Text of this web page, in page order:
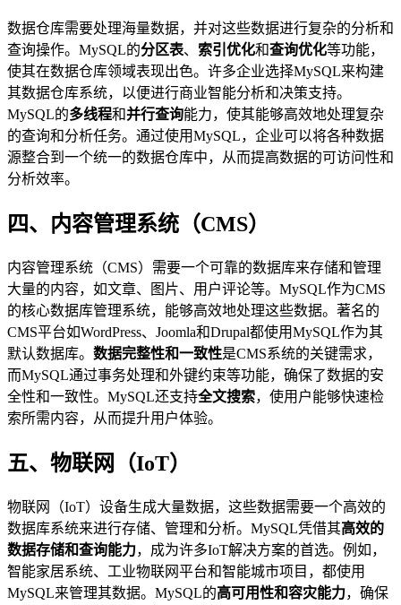
数据仓库需要处理海量数据，并对这些数据进行复杂的分析和
查询操作。MySQL的分区表、 索引优化和查询优化等功能，
使其在数据仓库领域表现出色。许多企业选择MySQL来构建
其数据仓库系统，以便进行商业智能分析和决策支持。
MySQL的多线程和并行查询能力，使其能够高效地处理复杂
的查询和分析任务。通过使用MySQL，企业可以将各种数据
源整合到一个统一的数据仓库中，从而提高数据的可访问性和
分析效率。
四、内容管理系统（CMS）
内容管理系统（CMS）需要一个可靠的数据库来存储和管理
大量的内容，如文章、图片、用户评论等。MySQL作为CMS
的核心数据库管理系统，能够高效地处理这些数据。著名的
CMS平台如WordPress、Joomla和Drupal都使用MySQL作为其
默认数据库。 数据完整性和一致性是CMS系统的关键需求，
而MySQL通过事务处理和外键约束等功能，确保了数据的安
全性和一致性。MySQL还支持全文搜索，使用户能够快速检
索所需内容，从而提升用户体验。
五、物联网（IoT）
物联网（IoT）设备生成大量数据，这些数据需要一个高效的
数据库系统来进行存储、管理和分析。MySQL凭借其高效的
数据存储和查询能力，成为许多IoT解决方案的首选。例如，
智能家居系统、工业物联网平台和智能城市项目，都使用
MySQL来管理其数据。MySQL的高可用性和容灾能力，确保